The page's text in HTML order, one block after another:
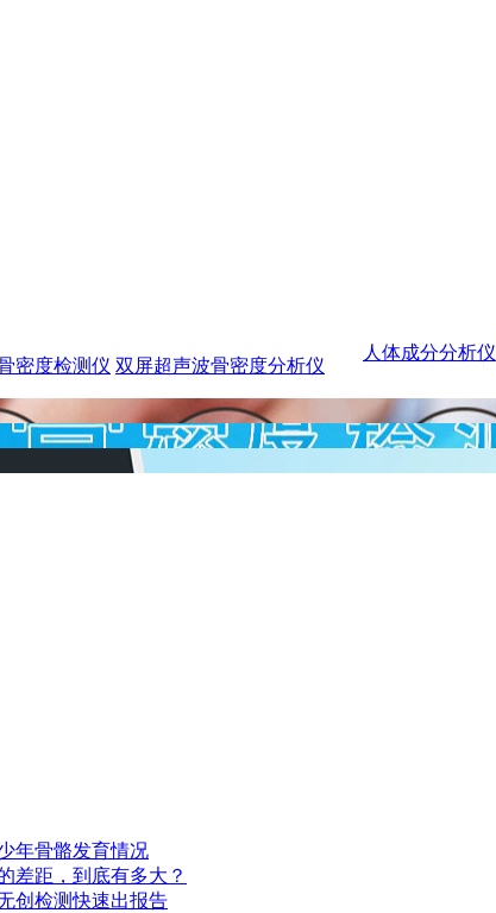
密度检测仪 双屏超声波骨密度分析仪
人体成分分析仪
年骨骼发育情况
差距，到底有多大？
创检测快速出报告